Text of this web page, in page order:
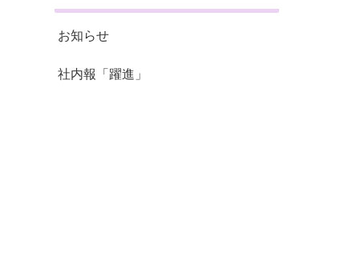
お知らせ
社内報「躍進」